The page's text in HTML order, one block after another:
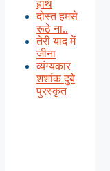
हाथ
दोस्त हमसे
रूठे ना..
तेरी याद में
जीना
व्यंग्यकार
शशांक दुबे
पुरस्कृत